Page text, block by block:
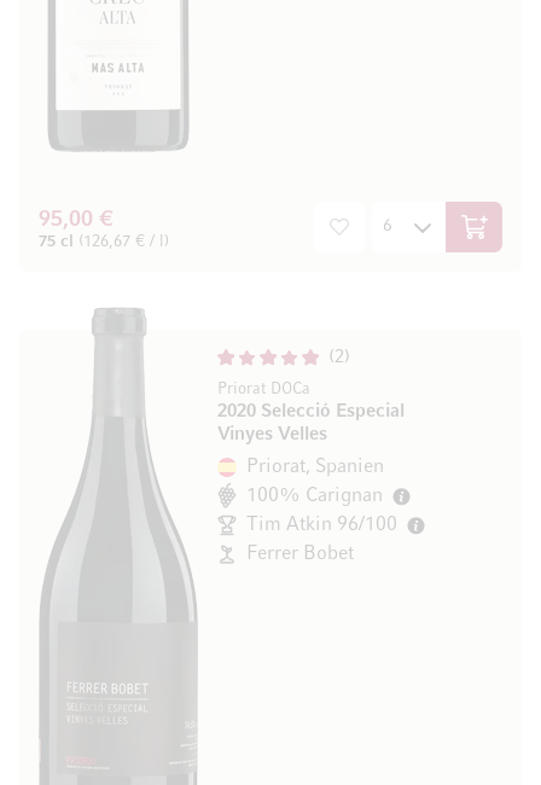
95,00 €
75 cl (126,67 € / l) In den
2
Priorat DOCa
2020 Selecció Especial
Vinyes Velles
Priorat, Spanien
100% Carignan
Tim Atkin 96/100
Ferrer Bobet